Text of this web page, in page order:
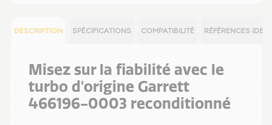
DESCRIPTION SPÉCIFICATIONS COMPATIBILITÉ RÉFÉRENCES
Misez sur la fiabilité avec le
turbo d'origine Garrett
466196-0003 reconditionné